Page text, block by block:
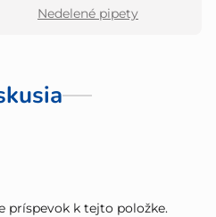
Nedelené pipety
príspevok k tejto položke.